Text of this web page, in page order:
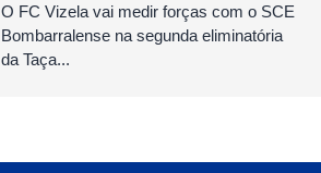
O FC Vizela vai medir forças com o SCE
Bombarralense na segunda eliminatória
da Taça...